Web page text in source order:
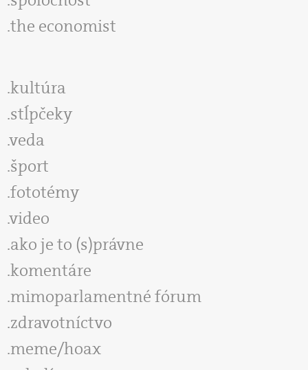
the economist
kultúra
stĺpčeky
veda
šport
fototémy
video
ako je to (s)právne
komentáre
mimoparlamentné fórum
zdravotníctvo
meme/hoax